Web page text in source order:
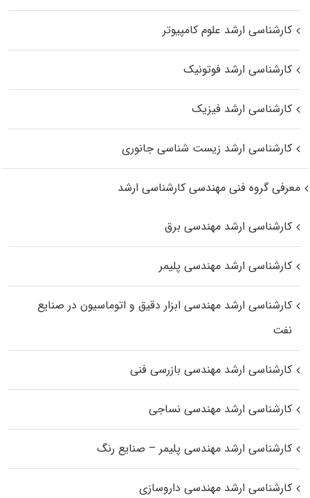
کارشناسی ارشد علوم کامپیوتر
کارشناسی ارشد فوتونیک
کارشناسی ارشد فیزیک
کارشناسی ارشد زیست‌ شناسی جانوری
معرفی گروه فنی مهندسی کارشناسی ارشد
کارشناسی ارشد مهندسی برق
کارشناسی ارشد مهندسی پلیمر
کارشناسی ارشد مهندسی ابزار دقیق و اتوماسیون در صنایع
نفت
کارشناسی ارشد مهندسی بازرسی فنی
کارشناسی ارشد مهندسی نساجی
کارشناسی ارشد مهندسی پلیمر – صنایع رنگ
کارشناسی ارشد مهندسی داروسازی